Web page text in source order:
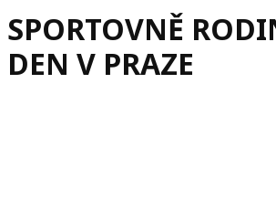
SPORTOVNĚ
DEN V PRAZE